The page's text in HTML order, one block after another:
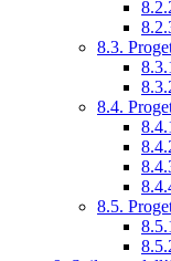
8.3.
8.4.
8.5.